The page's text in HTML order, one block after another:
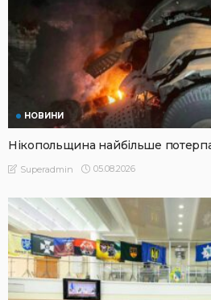
НОВИНИ
Нікопольщина найбільше
Superadmin 05.08.2026